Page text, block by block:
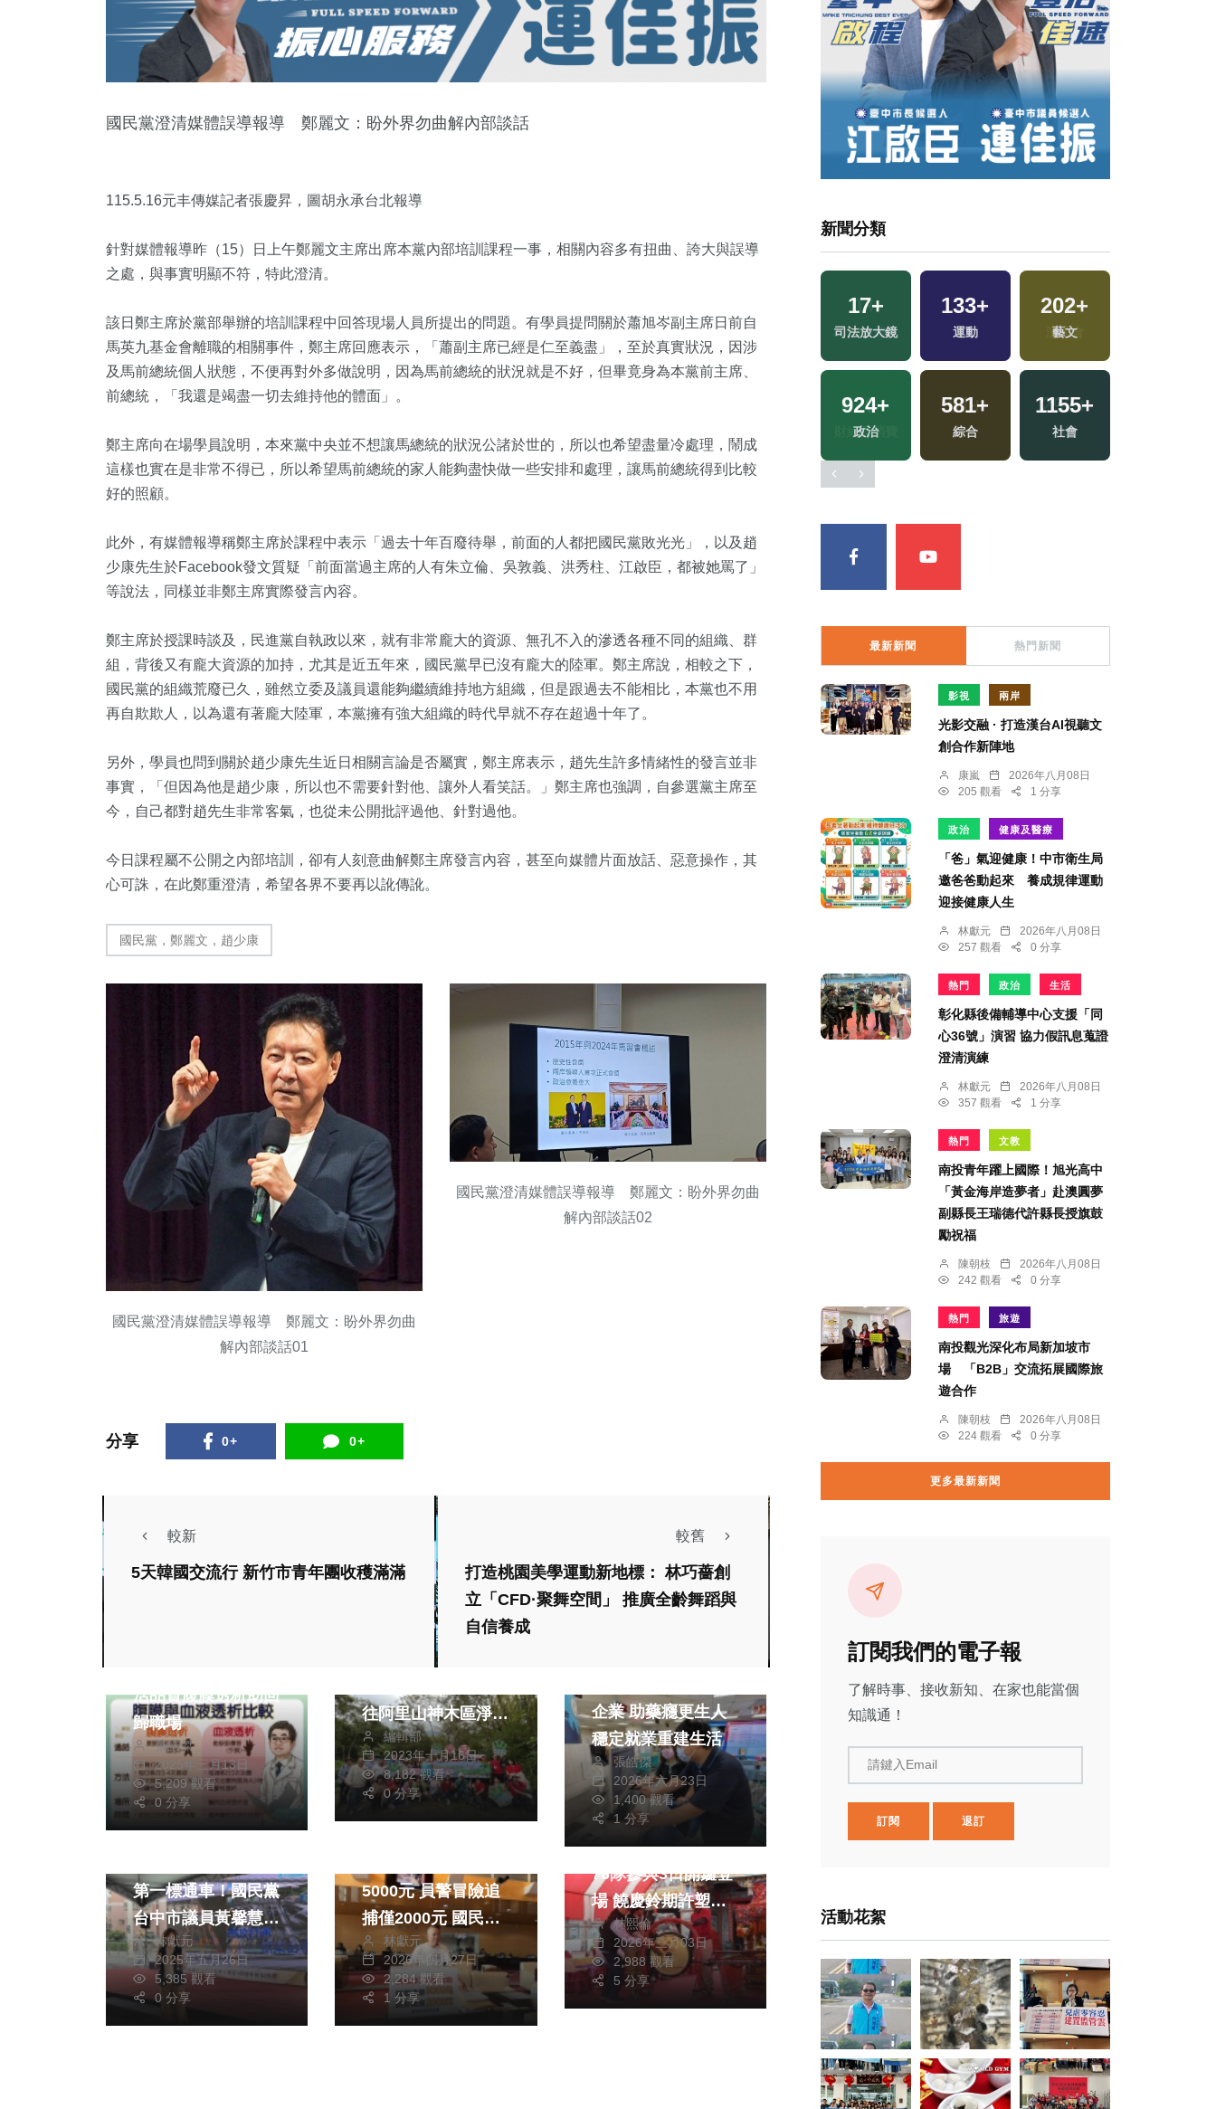
國民黨澄清媒體誤導報導 鄭麗文：盼外界勿曲解內部談話
115.5.16元丰傳媒記者張慶昇，圖胡永承台北報導
針對媒體報導昨（15）日上午鄭麗文主席出席本黨內部培訓課程一事，相關內容多有扭曲、誇大與誤導
之處，與事實明顯不符，特此澄清。
該日鄭主席於黨部舉辦的培訓課程中回答現場人員所提出的問題。有學員提問關於蕭旭岑副主席日前自
馬英九基金會離職的相關事件，鄭主席回應表示，「蕭副主席已經是仁至義盡」，至於真實狀況，因涉
及馬前總統個人狀態，不便再對外多做說明，因為馬前總統的狀況就是不好，但畢竟身為本黨前主席、
前總統，「我還是竭盡一切去維持他的體面」。
鄭主席向在場學員說明，本來黨中央並不想讓馬總統的狀況公諸於世的，所以也希望盡量冷處理，鬧成
這樣也實在是非常不得已，所以希望馬前總統的家人能夠盡快做一些安排和處理，讓馬前總統得到比較
好的照顧。
此外，有媒體報導稱鄭主席於課程中表示「過去十年百廢待舉，前面的人都把國民黨敗光光」，以及趙
少康先生於Facebook發文質疑「前面當過主席的人有朱立倫、吳敦義、洪秀柱、江啟臣，都被她罵了」
等說法，同樣並非鄭主席實際發言內容。
鄭主席於授課時談及，民進黨自執政以來，就有非常龐大的資源、無孔不入的滲透各種不同的組織、群
組，背後又有龐大資源的加持，尤其是近五年來，國民黨早已沒有龐大的陸軍。鄭主席說，相較之下，
國民黨的組織荒廢已久，雖然立委及議員還能夠繼續維持地方組織，但是跟過去不能相比，本黨也不用
再自欺欺人，以為還有著龐大陸軍，本黨擁有強大組織的時代早就不存在超過十年了。
另外，學員也問到關於趙少康先生近日相關言論是否屬實，鄭主席表示，趙先生許多情緒性的發言並非
事實，「但因為他是趙少康，所以也不需要針對他、讓外人看笑話。」鄭主席也強調，自參選黨主席至
今，自己都對趙先生非常客氣，也從未公開批評過他、針對過他。
今日課程屬不公開之內部培訓，卻有人刻意曲解鄭主席發言內容，甚至向媒體片面放話、惡意操作，其
心可誅，在此鄭重澄清，希望各界不要再以訛傳訛。
國民黨，鄭麗文，趙少康
國民黨澄清媒體誤導報導 鄭麗文：盼外界勿曲
解內部談話01
國民黨澄清媒體誤導報導 鄭麗文：盼外界勿曲
解內部談話02
分享 0+ 0+
較新
5天韓國交流行 新竹市青年團收穫滿滿
較舊
打造桃園美學運動新地標： 林巧薔創
立「CFD·聚舞空間」 推廣全齡舞蹈與
自信養成
活品質腹膜透析助回
歸職場
張皓傑
2025年三月13日
5,209 觀看
0 分享
綜合
為達成週年慶業績
往阿里山神木區淨山
為無痕山林盡一份心
力
編輯部
2023年十月16日
8,182 觀看
0 分享
企業 助藥癮更生人
穩定就業重建生活
張皓傑
2026年六月23日
1,400 觀看
1 分享
政治 旅遊
第一標通車！國民黨
台中市議員黃馨慧感
謝市府「通勤更順
暢、產業更活絡」
林獻元
2025年五月26日
5,385 觀看
0 分享
5000元 員警冒險追
捕僅2000元 國民黨
台中市議員陳文政批
不公平
林獻元
2026年四月27日
2,284 觀看
1 分享
政治
兩岸道教文化交流專區
臺東元宵遶境祈福
76隊參與3日開鑼登
場 饒慶鈴期許塑造
傳統文化優良形象
歡迎全國鄉親鬥熱鬧
拼元宵
林熙倫
2026年三月03日
2,988 觀看
5 分享
新聞分類
評論 2024總統大選
+ 345+
兩岸藝苑天地 健康及醫療 2023金鐘獎 綜藝
17+
司法放大鏡
133+
運動
202+
藝文
924+
政治
581+
綜合
1155+
社會
最新新聞 熱門新聞
影視 兩岸
光影交融 · 打造漢台AI視聽文
創合作新陣地
康嵐
2026年八月08日
205 觀看
1 分享
政治 健康及醫療
「爸」氣迎健康！中市衛生局
邀爸爸動起來 養成規律運動
迎接健康人生
林獻元
2026年八月08日
257 觀看
0 分享
熱門 政治 生活
彰化縣後備輔導中心支援「同
心36號」演習 協力假訊息蒐證
澄清演練
林獻元
2026年八月08日
357 觀看
1 分享
熱門 文教
南投青年躍上國際！旭光高中
「黃金海岸造夢者」赴澳圓夢
副縣長王瑞德代許縣長授旗鼓
勵祝福
陳朝枝
2026年八月08日
242 觀看
0 分享
熱門 旅遊
南投觀光深化布局新加坡市
場 「B2B」交流拓展國際旅
遊合作
陳朝枝
2026年八月08日
224 觀看
0 分享
更多最新新聞
訂閱我們的電子報
了解時事、接收新知、在家也能當個
知識通！
請鍵入Email
訂閱 退訂
活動花絮